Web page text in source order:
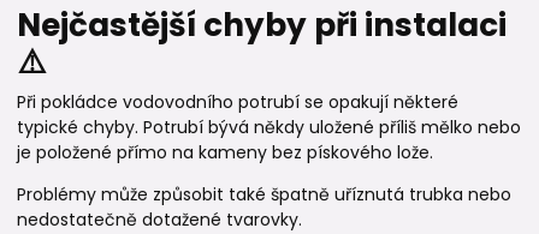
Nejčastější chyby při instalaci
⚠️
Při pokládce vodovodního potrubí se opakují některé
typické chyby. Potrubí bývá někdy uložené příliš mělko nebo
je položené přímo na kameny bez pískového lože.
Problémy může způsobit také špatně uříznutá trubka nebo
nedostatečně dotažené tvarovky.